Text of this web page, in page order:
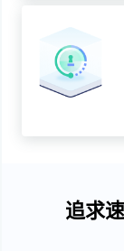
追求